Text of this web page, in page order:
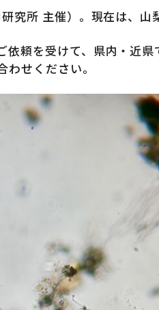
所 主催）。現在は、山
頼を受けて、県内・近
わせください。